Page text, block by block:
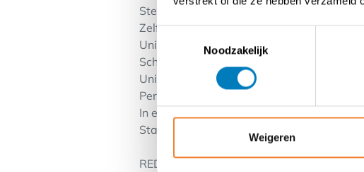
Toestemmingsselectie
Noodzakelijk
Weigeren
Stevige fundamenten: een waardevolle
Zelfsturend, loyaal en hoogopgeleid
Unieke positionering binnen het hogere
Schaalbaar model, eenvoudig
Unieke kennisdatabank met meer dan
Persoonlijke toegang tot culturele
In een stad met groeipotentieel.
Staat voor een duurzaam,
REDEN VERKOOP